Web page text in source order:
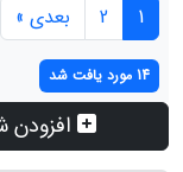
1
2 بعدی »
14 مورد یافت شد